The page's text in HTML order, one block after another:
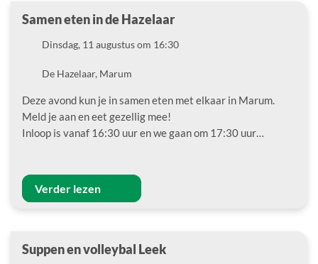
Samen eten in de Hazelaar
DatumDinsdag, 11 augustus om 16:30
LocatieDe Hazelaar, Marum
Deze avond kun je in samen eten met elkaar in Marum.
Meld je aan en eet gezellig mee!
Inloop is vanaf 16:30 uur en we gaan om 17:30 uur…
Verder lezen
Suppen en volleybal Leek